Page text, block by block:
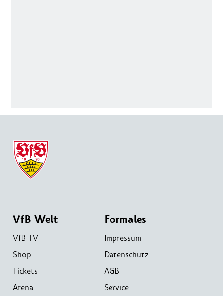
VfB Welt
VfB TV
Shop
Tickets
Arena
Formales
Impressum
Datenschutz
AGB
Service